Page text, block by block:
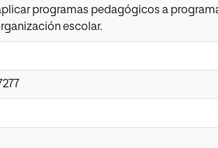
programas pedagógicos a
escolar.